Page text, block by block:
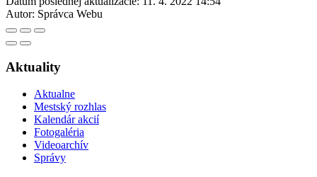
Autor: Správca Webu
Aktuality
Aktualne
Mestský rozhlas
Kalendár akcií
Fotogaléria
Videoarchív
Správy